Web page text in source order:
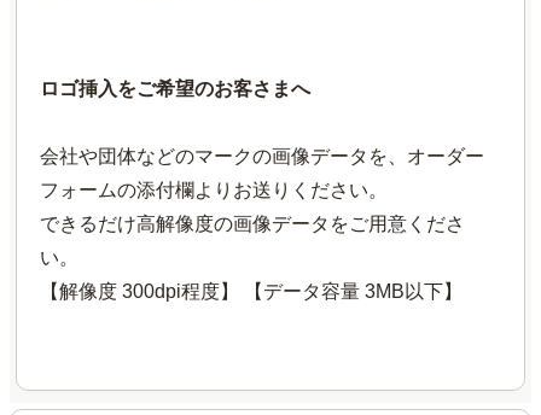
ロゴ挿入をご希望のお客さまへ
会社や団体などのマークの画像データを、オーダー
フォームの添付欄よりお送りください。
できるだけ高解像度の画像データをご用意くださ
い。
【解像度 300dpi程度】 【データ容量 3MB以下】